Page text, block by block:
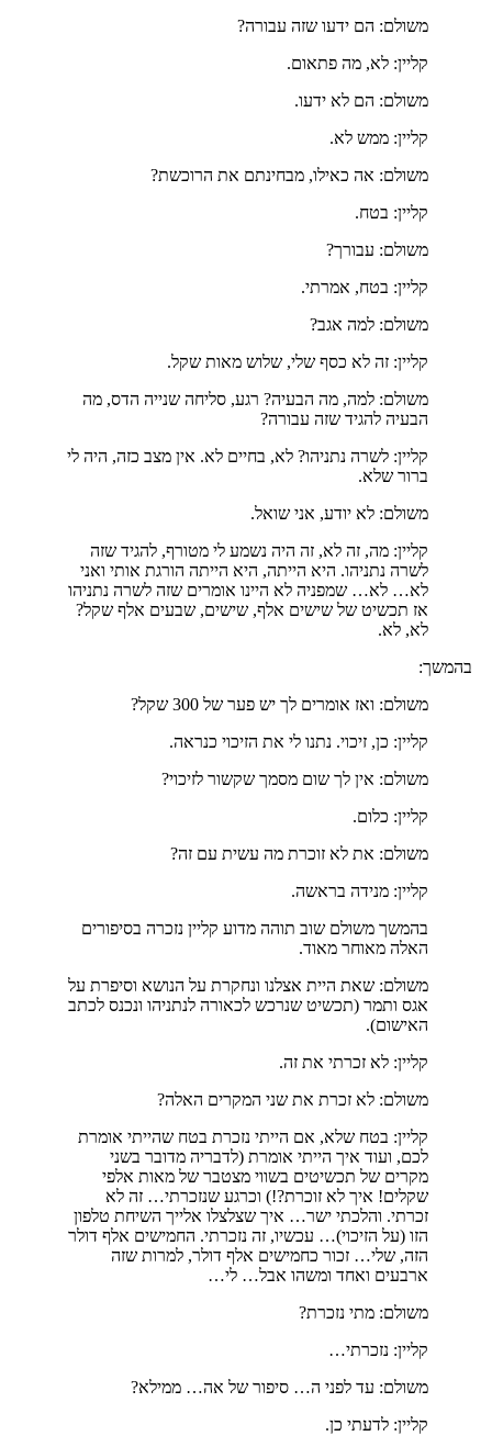
משולם: הם ידעו שזה עבורה?
קליין: לא, מה פתאום.
משולם: הם לא ידעו.
קליין: ממש לא.
משולם: אה כאילו, מבחינתם את הרוכשת?
קליין: בטח.
משולם: עבורך?
קליין: בטח, אמרתי.
משולם: למה אגב?
קליין: זה לא כסף שלי, שלוש מאות שקל.
משולם: למה, מה הבעיה? רגע, סליחה שנייה הדס, מה
הבעיה להגיד שזה עבורה?
קליין: לשרה נתניהו? לא, בחיים לא. אין מצב כזה, היה לי
ברור שלא.
משולם: לא יודע, אני שואל.
קליין: מה, זה לא, זה היה נשמע לי מטורף, להגיד שזה
לשרה נתניהו. היא הייתה, היא הייתה הורגת אותי ואני
לא… לא… שמפניה לא היינו אומרים שזה לשרה נתניהו
אז תכשיט של שישים אלף, שישים, שבעים אלף שקל?
לא, לא.
בהמשך:
משולם: ואז אומרים לך יש פער של 300 שקל?
קליין: כן, זיכוי. נתנו לי את הזיכוי כנראה.
משולם: אין לך שום מסמך שקשור לזיכוי?
קליין: כלום.
משולם: את לא זוכרת מה עשית עם זה?
קליין: מנידה בראשה.
בהמשך משולם שוב תוהה מדוע קליין נזכרה בסיפורים
האלה מאוחר מאוד.
משולם: שאת היית אצלנו ונחקרת על הנושא וסיפרת על
אגס ותמר (תכשיט שנרכש לכאורה לנתניהו ונכנס לכתב
האישום).
קליין: לא זכרתי את זה.
משולם: לא זכרת את שני המקרים האלה?
קליין: בטח שלא, אם הייתי נזכרת בטח שהייתי אומרת
לכם, ועוד איך הייתי אומרת (לדבריה מדובר בשני
מקרים של תכשיטים בשווי מצטבר של מאות אלפי
שקלים! איך לא זוכרת?!) וכרגע שנזכרתי… זה לא
זכרתי. והלכתי ישר… איך שצלצלו אלייך השיחת טלפון
הזו (על הזיכוי)… עכשיו, זה נזכרתי. החמישים אלף דולר
הזה, שלי… זכור כחמישים אלף דולר, למרות שזה
ארבעים ואחד ומשהו אבל… לי…
משולם: מתי נזכרת?
קליין: נזכרתי…
משולם: עד לפני ה… סיפור של אה… ממילא?
קליין: לדעתי כן.